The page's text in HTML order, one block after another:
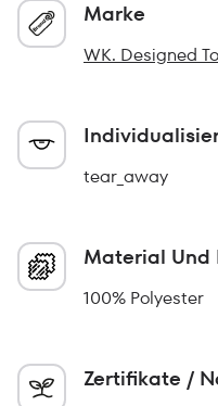
Marke
WK. Designed
tear_away
Material Und
100% Polyester
Zertifikate /